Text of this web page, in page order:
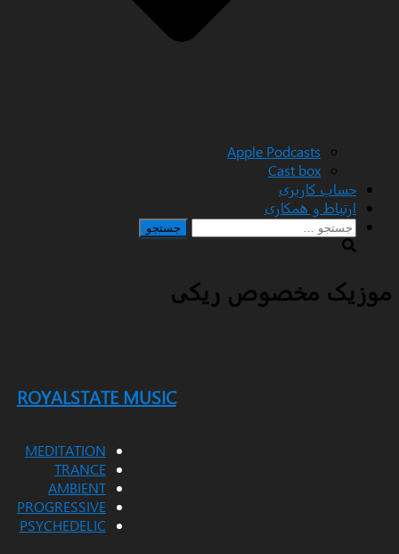
Apple Podcasts
Cast box
کاربری
و همکاری
مخصوص ریکی
ROYALSTATE MUSIC
MEDITATION
TRANCE
AMBIENT
PROGRESSIVE
PSYCHEDELIC